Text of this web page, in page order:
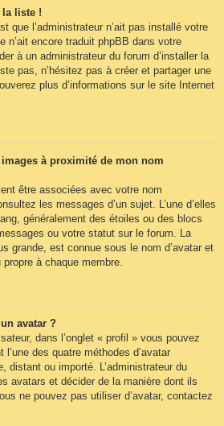
la liste !
que l’administrateur n’ait pas installé votre
n’ait encore traduit phpBB dans votre
à un administrateur du forum d’installer la
pas, n’hésitez pas à créer et partager une
plus d’informations sur le site Internet
à proximité de mon nom
être associées avec votre nom
les messages d’un sujet. L’une d’elles
généralement des étoiles ou des blocs
ou votre statut sur le forum. La
grande, est connue sous le nom d’avatar et
à chaque membre.
avatar ?
dans l’onglet « profil » vous pouvez
des quatre méthodes d’avatar
distant ou importé. L’administrateur du
avatars et décider de la manière dont ils
ne pouvez pas utiliser d’avatar, contactez